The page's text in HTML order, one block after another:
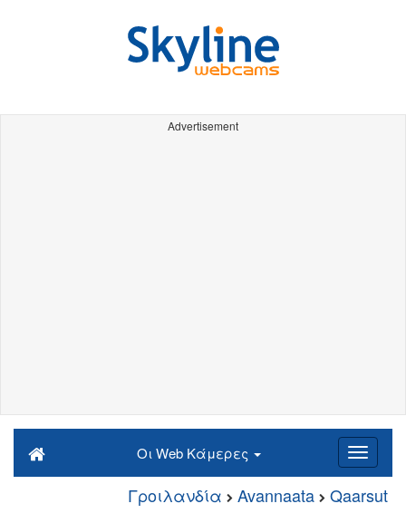
Advertisement
Οι Web Κάμερες
Γροιλανδία Avannaata Qaarsut